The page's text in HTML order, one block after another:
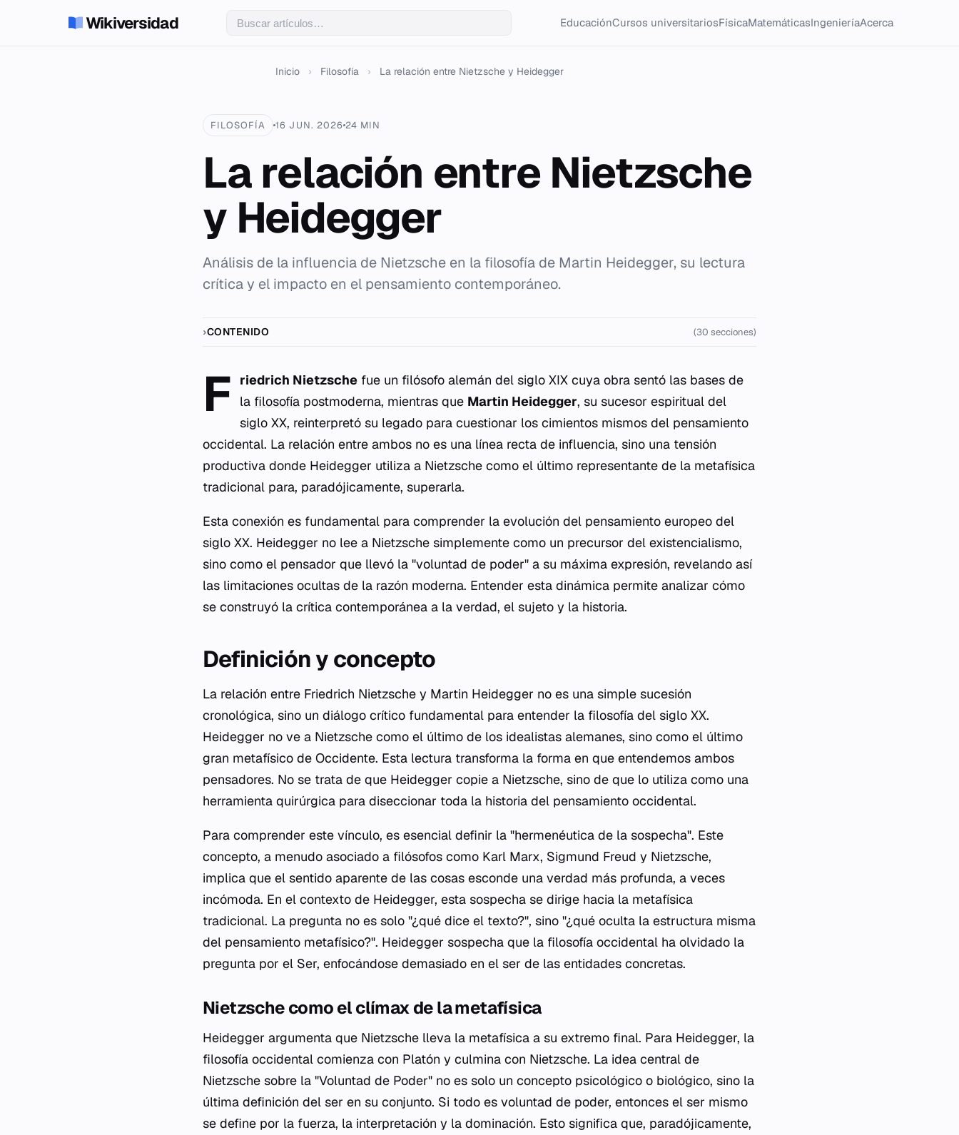
Wikiversidad EducaciónCursos universitariosFísicaMatemáticasIngenieríaAcerca
Inicio › Filosofía › La relación entre Nietzsche y Heidegger
FILOSOFÍA 16 JUN. 2026 24 MIN
La relación entre Nietzsche
y Heidegger
Análisis de la influencia de Nietzsche en la filosofía de Martin Heidegger, su lectura
crítica y el impacto en el pensamiento contemporáneo.
CONTENIDO (30 secciones)
F riedrich Nietzsche fue un filósofo alemán del siglo XIX cuya obra sentó las bases de
la filosofía postmoderna, mientras que Martin Heidegger, su sucesor espiritual del
siglo XX, reinterpretó su legado para cuestionar los cimientos mismos del pensamiento
occidental. La relación entre ambos no es una línea recta de influencia, sino una tensión
productiva donde Heidegger utiliza a Nietzsche como el último representante de la metafísica
tradicional para, paradójicamente, superarla.
Esta conexión es fundamental para comprender la evolución del pensamiento europeo del
siglo XX. Heidegger no lee a Nietzsche simplemente como un precursor del existencialismo,
sino como el pensador que llevó la "voluntad de poder" a su máxima expresión, revelando así
las limitaciones ocultas de la razón moderna. Entender esta dinámica permite analizar cómo
se construyó la crítica contemporánea a la verdad, el sujeto y la historia.
Definición y concepto
La relación entre Friedrich Nietzsche y Martin Heidegger no es una simple sucesión
cronológica, sino un diálogo crítico fundamental para entender la filosofía del siglo XX.
Heidegger no ve a Nietzsche como el último de los idealistas alemanes, sino como el último
gran metafísico de Occidente. Esta lectura transforma la forma en que entendemos ambos
pensadores. No se trata de que Heidegger copie a Nietzsche, sino de que lo utiliza como una
herramienta quirúrgica para diseccionar toda la historia del pensamiento occidental.
Para comprender este vínculo, es esencial definir la "hermenéutica de la sospecha". Este
concepto, a menudo asociado a filósofos como Karl Marx, Sigmund Freud y Nietzsche,
implica que el sentido aparente de las cosas esconde una verdad más profunda, a veces
incómoda. En el contexto de Heidegger, esta sospecha se dirige hacia la metafísica
tradicional. La pregunta no es solo "¿qué dice el texto?", sino "¿qué oculta la estructura misma
del pensamiento metafísico?". Heidegger sospecha que la filosofía occidental ha olvidado la
pregunta por el Ser, enfocándose demasiado en el ser de las entidades concretas.
Nietzsche como el clímax de la metafísica
Heidegger argumenta que Nietzsche lleva la metafísica a su extremo final. Para Heidegger, la
filosofía occidental comienza con Platón y culmina con Nietzsche. La idea central de
Nietzsche sobre la "Voluntad de Poder" no es solo un concepto psicológico o biológico, sino la
última definición del ser en su conjunto. Si todo es voluntad de poder, entonces el ser mismo
se define por la fuerza, la interpretación y la dominación. Esto significa que, paradójicamente,